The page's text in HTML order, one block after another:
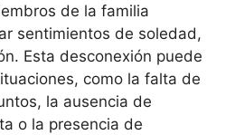
de la familia
sentimientos de soledad,
Esta desconexión puede
como la falta de
la ausencia de
o la presencia de